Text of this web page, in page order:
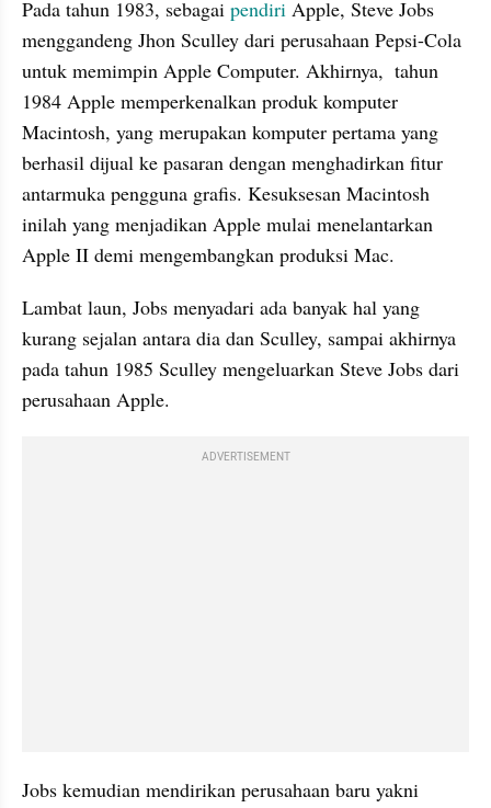
Pada tahun 1983, sebagai pendiri Apple, Steve Jobs
menggandeng Jhon Sculley dari perusahaan Pepsi-Cola
untuk memimpin Apple Computer. Akhirnya,  tahun
1984 Apple memperkenalkan produk komputer
Macintosh, yang merupakan komputer pertama yang
berhasil dijual ke pasaran dengan menghadirkan fitur
antarmuka pengguna grafis. Kesuksesan Macintosh
inilah yang menjadikan Apple mulai menelantarkan
Apple II demi mengembangkan produksi Mac.
Lambat laun, Jobs menyadari ada banyak hal yang
kurang sejalan antara dia dan Sculley, sampai akhirnya
pada tahun 1985 Sculley mengeluarkan Steve Jobs dari
perusahaan Apple.
ADVERTISEMENT
Jobs kemudian mendirikan perusahaan baru yakni